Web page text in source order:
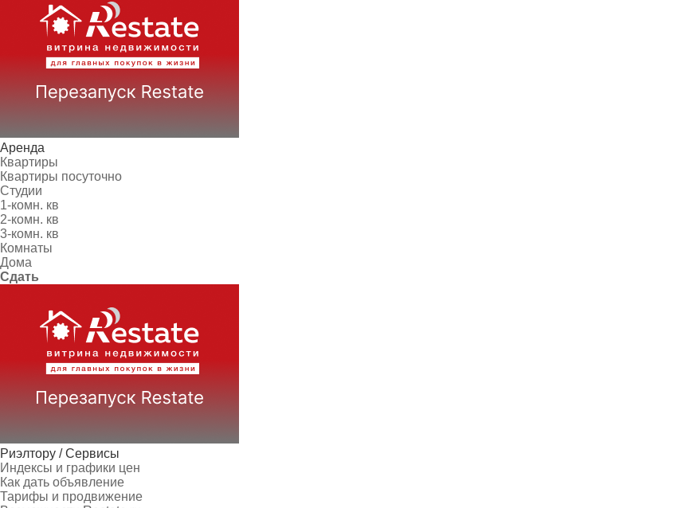
Аренда
Квартиры
Квартиры посуточно
Студии
1-комн. кв
2-комн. кв
3-комн. кв
Комнаты
Дома
Сдать
Риэлтору / Сервисы
Индексы и графики цен
Как дать объявление
Тарифы и продвижение